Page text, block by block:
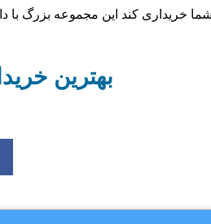
خریداری کند این مجموعه بزرگ با
بهترین